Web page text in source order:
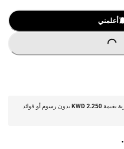
أعلمني
KWD 2.250 بدون رسوم أو فوائد